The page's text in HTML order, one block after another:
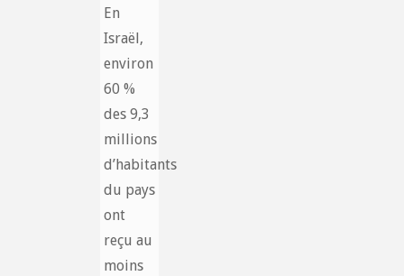
En
Israël,
environ
60 %
des 9,3
millions
d’habitants
du pays
ont
reçu au
moins